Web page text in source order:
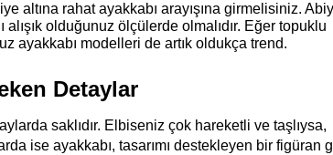
altına rahat ayakkabı arayışına girmelisiniz.
olduğunuz ölçülerde olmalıdır. Eğer topuklu
ayakkabı modelleri de artık oldukça trend.
Detaylar
saklıdır. Elbiseniz çok hareketli ve taşlıysa,
ise ayakkabı, tasarımı destekleyen bir figüran